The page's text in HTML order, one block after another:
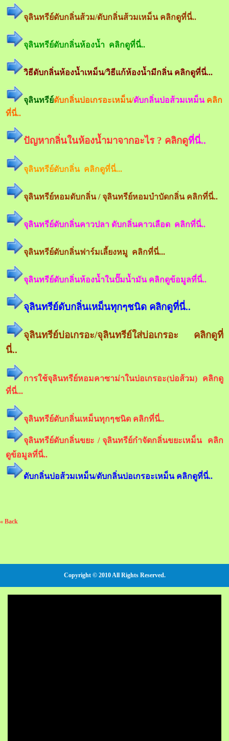
จุลินทรีย์ดับกลิ่นส้วม/ดับกลิ่นส้วมเหม็น คลิกดูที่นี่..
จุลินทรีย์ดับกลิ่นห้องน้ำ คลิกดูที่นี่..
วิธีดับกลิ่นห้องน้ำเหม็น/วิธีแก้ห้องน้ำมีกลิ่น คลิกดูที่นี่...
จุลินทรีย์ดับกลิ่นบ่อเกรอะเหม็น/ดับกลิ่นบ่อส้วมเหม็นคลิก
ที่นี่..
ปัญหากลิ่นในห้องน้ำมาจากอะไร ? คลิกดูที่นี่..
จุลินทรีย์ดับกลิ่น คลิกดูที่นี่...
จุลินทรีย์หอมดับกลิ่น / จุลินทรีย์หอมบำบัดกลิ่น คลิกที่นี่..
จุลินทรีย์ดับกลิ่นคาวปลา ดับกลิ่นคาวเลือด คลิกที่นี่..
จุลินทรีย์ดับกลิ่นฟาร์มเลี้ยงหมู คลิกที่นี่...
จุลินทรีย์ดับกลิ่นห้องน้ำในปั๊มน้ำมัน คลิกดูข้อมูลที่นี่..
จุลินทรีย์ดับกลิ่นเหม็นทุกๆชนิด คลิกดูที่นี่..
จุลินทรีย์บ่อเกรอะ/จุลินทรีย์ใส่บ่อเกรอะ คลิกดูที่
นี่..
การใช้จุลินทรีย์หอมคาซาม่าในบ่อเกรอะ(บ่อส้วม) คลิกดู
ที่นี่...
จุลินทรีย์ดับกลิ่นเหม็นทุกๆชนิด คลิกที่นี่..
จุลินทรีย์ดับกลิ่นขยะ / จุลินทรีย์กำจัดกลิ่นขยะเหม็น คลิก
ดูข้อมูลที่นี่..
ดับกลิ่นบ่อส้วมเหม็น/ดับกลิ่นบ่อเกรอะเหม็น คลิกดูที่นี่..
« Back
Copyright © 2010 All Rights Reserved.